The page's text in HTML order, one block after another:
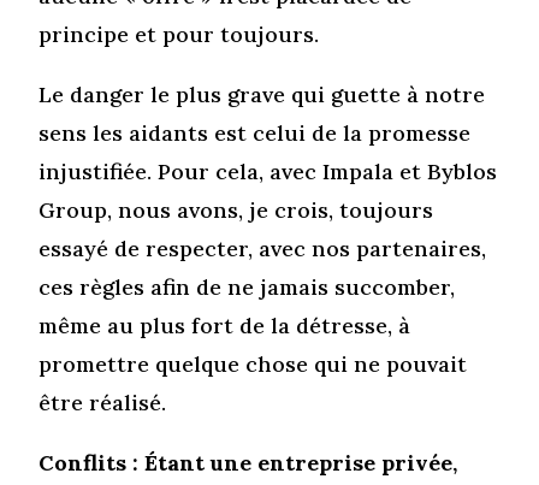
principe et pour toujours.
Le danger le plus grave qui guette à notre
sens les aidants est celui de la promesse
injustifiée. Pour cela, avec Impala et Byblos
Group, nous avons, je crois, toujours
essayé de respecter, avec nos partenaires,
ces règles afin de ne jamais succomber,
même au plus fort de la détresse, à
promettre quelque chose qui ne pouvait
être réalisé.
Conflits : Étant une entreprise privée,